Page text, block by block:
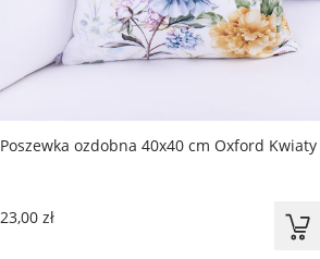
Poszewka ozdobna 40x40 cm Oxford
23,00 zł